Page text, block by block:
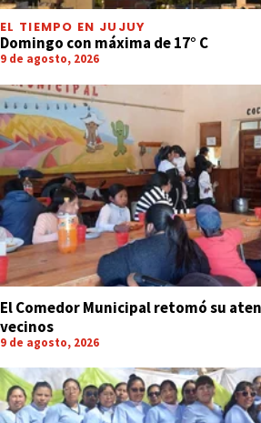
EL TIEMPO EN JUJUY
Domingo con máxima de 17° C
9 de agosto, 2026
El Comedor Municipal retomó su
vecinos
9 de agosto, 2026